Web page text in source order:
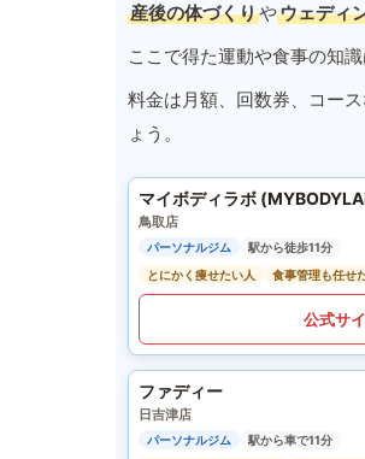
産後の体づくりやウェディ
ここで得た運動や食事の知
料金は月額、回数券、コー
ょう。
マイボディラボ
鳥取店
パーソナルジム
駅から徒歩11分
とにかく痩せたい人
食事管理も任せ
公式サ
ファディー
日吉津店
パーソナルジム
駅から車で11分